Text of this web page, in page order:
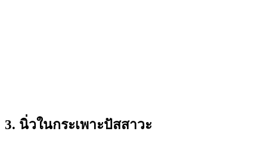
3. นิ่วในกระเพาะปัสสาวะ